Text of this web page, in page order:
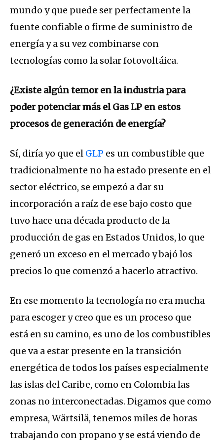
mundo y que puede ser perfectamente la
fuente confiable o firme de suministro de
energía y a su vez combinarse con
tecnologías como la solar fotovoltáica.
¿Existe algún temor en la industria para
poder potenciar más el Gas LP en estos
procesos de generación de energía?
Sí, diría yo que el GLP es un combustible que
tradicionalmente no ha estado presente en el
sector eléctrico, se empezó a dar su
incorporación a raíz de ese bajo costo que
tuvo hace una década producto de la
producción de gas en Estados Unidos, lo que
generó un exceso en el mercado y bajó los
precios lo que comenzó a hacerlo atractivo.
En ese momento la tecnología no era mucha
para escoger y creo que es un proceso que
está en su camino, es uno de los combustibles
que va a estar presente en la transición
energética de todos los países especialmente
las islas del Caribe, como en Colombia las
zonas no interconectadas. Digamos que como
empresa, Wärtsilä, tenemos miles de horas
trabajando con propano y se está viendo de